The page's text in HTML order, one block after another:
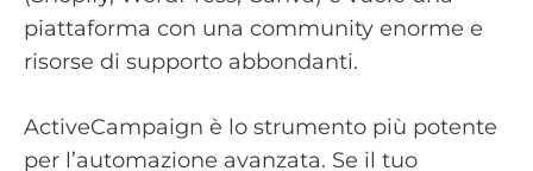
piattaforma con una community enorme e
risorse di supporto abbondanti.
ActiveCampaign è lo strumento più potente
per l’automazione avanzata. Se il tuo